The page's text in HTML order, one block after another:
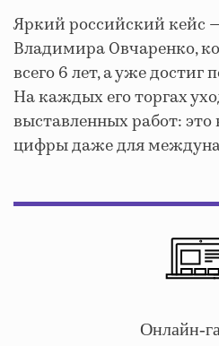
Яркий российский кейс
Владимира Овчаренко,
всего 6 лет, а уже достиг
На каждых его торгах
выставленных работ:
цифры даже для
Онлайн-